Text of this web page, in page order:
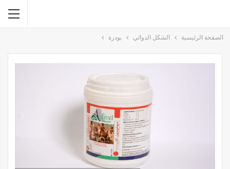
الصفحة الرئيسية الشكل الدوائي بودرة